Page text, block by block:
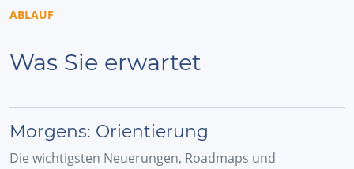
ABLAUF
Was Sie erwartet
Morgens: Orientierung
Die wichtigsten Neuerungen, Roadmaps und